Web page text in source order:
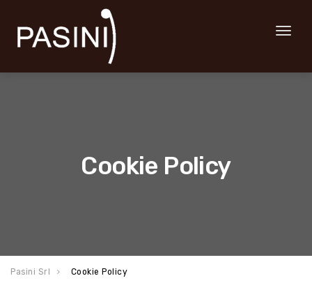
Toggle
Cookie Policy
Pasini Srl Cookie Policy